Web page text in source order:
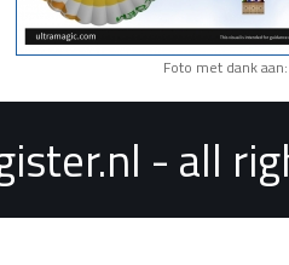
Foto met dank
- all